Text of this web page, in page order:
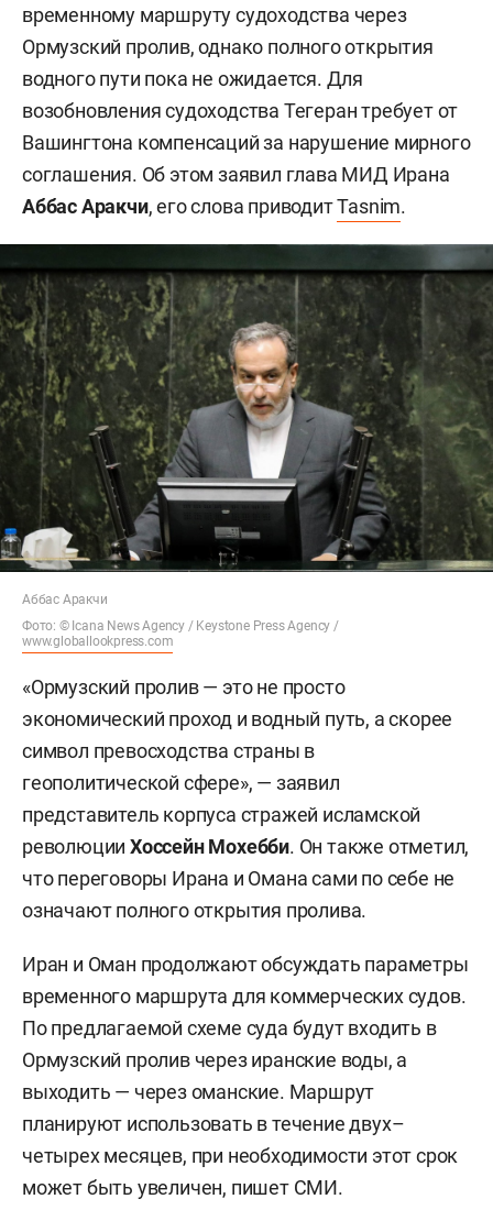
временному маршруту судоходства через
Ормузский пролив, однако полного открытия
водного пути пока не ожидается. Для
возобновления судоходства Тегеран требует от
Вашингтона компенсаций за нарушение мирного
соглашения. Об этом заявил глава МИД Ирана
Аббас Аракчи, его слова приводитTasnim.
Аббас Аракчи
Фото: © Icana News Agency / Keystone Press Agency /
www.globallookpress.com
«Ормузский пролив — это не просто
экономический проход и водный путь, а скорее
символ превосходства страны в
геополитической сфере», — заявил
представитель корпуса стражей исламской
революцииХоссейн Мохебби. Он также отметил,
что переговоры Ирана и Омана сами по себе не
означают полного открытия пролива.
Иран и Оман продолжают обсуждать параметры
временного маршрута для коммерческих судов.
По предлагаемой схеме суда будут входить в
Ормузский пролив через иранские воды, а
выходить — через оманские. Маршрут
планируют использовать в течение двух–
четырех месяцев, при необходимости этот срок
может быть увеличен, пишет СМИ.